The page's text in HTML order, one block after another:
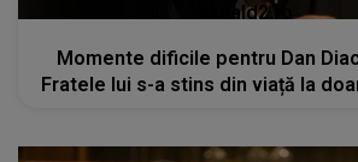
kanald2.ro
Momente dificile pentru Dan
Fratele lui s-a stins din viață la